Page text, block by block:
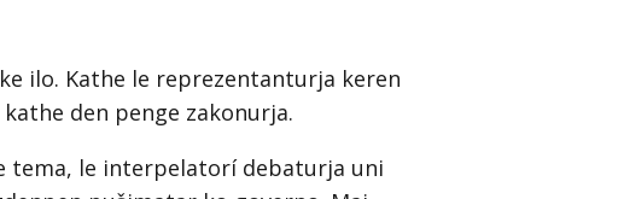
ilo. Kathe le reprezentanturja keren
den penge zakonurja.
tema, le interpelatorí debaturja uni